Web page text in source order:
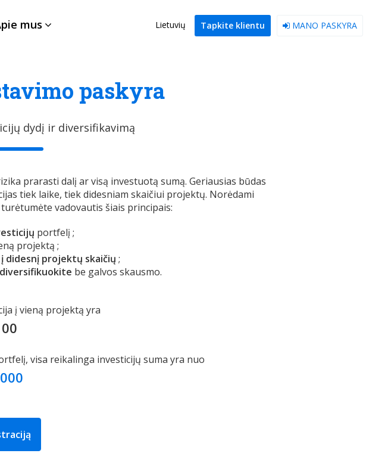
mus MANO PASKYRA
Tapkite klientu
Lietuvių
paskyra
dydį ir diversifikavimą
prarasti dalį ar visą investuotą sumą. Geriausias būdas
tiek laike, tiek didesniam skaičiui projektų. Norėdami
turėtumėte vadovautis šiais principais:
portfelį ;
projektą ;
į didesnį projektų skaičių ;
diversifikuokite be galvos skausmo.
į vieną projektą yra
visa reikalinga investicijų suma yra nuo